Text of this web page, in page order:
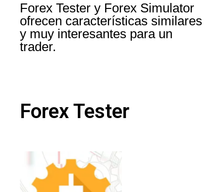
Forex Tester y Forex Simulator
ofrecen características similares
y muy interesantes para un
trader.
Forex Tester